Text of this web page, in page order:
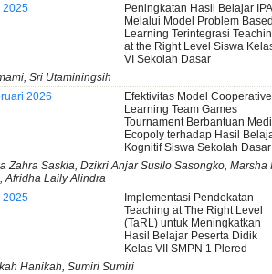
2025
Peningkatan Hasil Belajar
Melalui Model Problem
Learning Terintegrasi
at the Right Level Siswa
VI Sekolah Dasar
Sri Utaminingsih
2026
Efektivitas Model Cooperative
Learning Team Games
Tournament Berbantuan
Ecopoly terhadap Hasil
Kognitif Siswa Sekolah Dasar
Zahra Saskia, Dzikri Anjar Susilo Sasongko,
Afridha Laily Alindra
2025
Implementasi Pendekatan
Teaching at The Right Level
(TaRL) untuk Meningkatkan
Hasil Belajar Peserta Didik
Kelas VII SMPN 1 Plered
Hanikah, Sumiri Sumiri